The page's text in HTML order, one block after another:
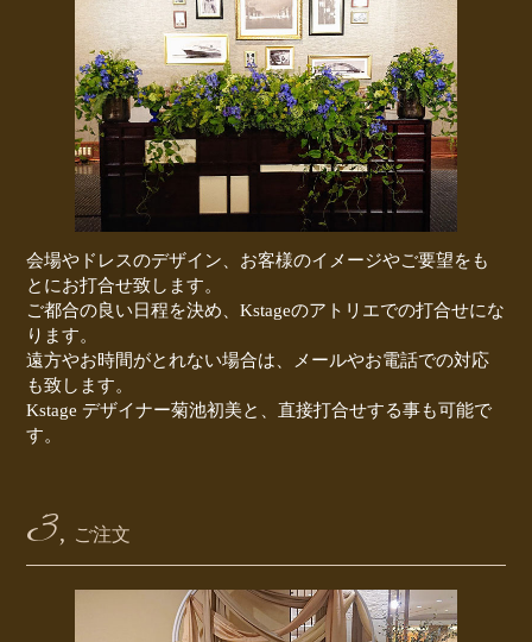
会場やドレスのデザイン、お客様のイメージやご要望をも
とにお打合せ致します。
ご都合の良い日程を決め、Kstageのアトリエでの打合せにな
ります。
遠方やお時間がとれない場合は、メールやお電話での対応
も致します。
Kstage デザイナー菊池初美と、直接打合せする事も可能で
す。
3, ご注文